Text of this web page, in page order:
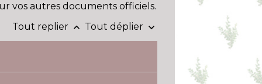
vos autres documents officiels.
Tout replier keyboard_arrow_up Tout déplier keyboard_arrow_down